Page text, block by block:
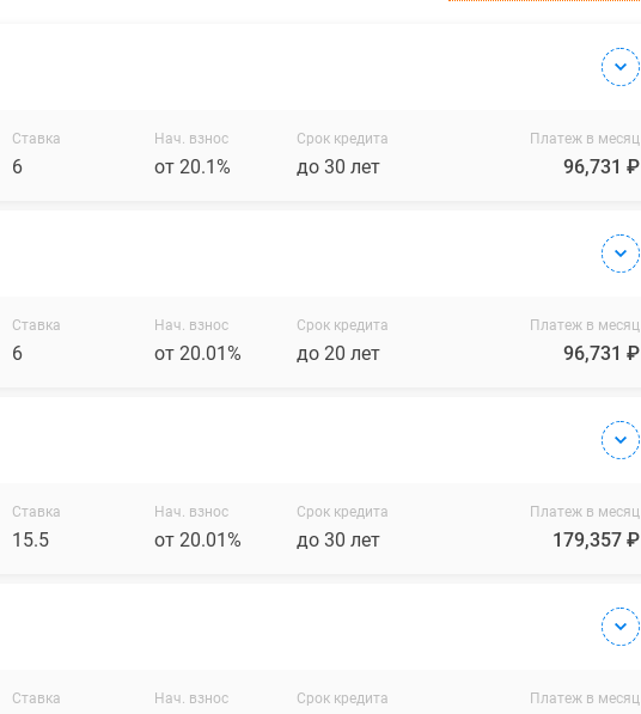
Ставка
6
Нач. взнос
от 20.1%
Срок кредита
до 30 лет
Платеж в месяц
96,731 ₽
Ставка
6
Нач. взнос
от 20.01%
Срок кредита
до 20 лет
Платеж в месяц
96,731 ₽
Ставка
15.5
Нач. взнос
от 20.01%
Срок кредита
до 30 лет
Платеж в месяц
179,357 ₽
Ставка Нач. взнос Срок кредита Платеж в месяц